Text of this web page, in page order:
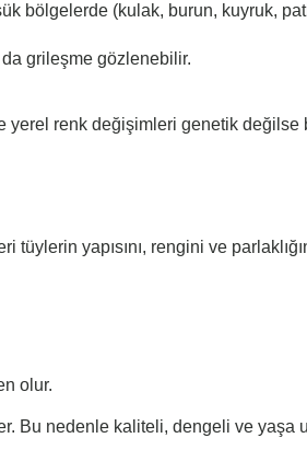
bölgelerde (kulak, burun, kuyruk,
grileşme gözlenebilir.
renk değişimleri genetik değilse
yapısını, rengini ve
olur.
Bu nedenle kaliteli, dengeli ve yaşa